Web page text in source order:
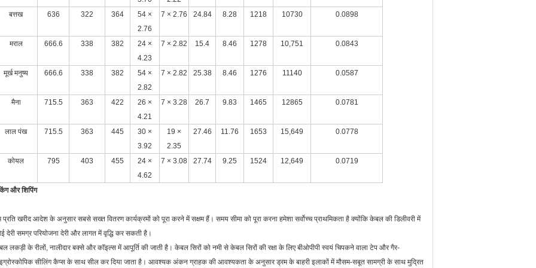
बत्तख 636 322 364
54 ×
2.76
7 × 2.76 24.84 8.28 1218 10730 0.0898
मराल 666.6 338 382
24 ×
4.23
7 × 2.82 15.4 8.46 1278 10,751 0.0843
मूर्ख मनुष्य 666.6 338 382
54 ×
2.82
7 × 2.82 25.38 8.46 1276 11140 0.0587
मैना 715.5 363 422
26 ×
4.21
7 × 3.28 26.7 9.83 1465 12865 0.0781
लाल पंख 715.5 363 445
30 ×
3.92
19 ×
2.35
27.46 11.76 1653 15,649 0.0778
कोयल 795 403 455
24 ×
4.62
7 × 3.08 27.74 9.25 1524 12,649 0.0719
और शिपिंग
प्रति खरीद आदेश के अनुसार सबसे सख्त वितरण कार्यक्रमों को पूरा करने में सक्षम हैं। समय सीमा को पूरा करना हमेशा सर्वोच्च प्राथमिकता है क्योंकि केबल की डिलीवरी में
देरी समग्र परियोजना देरी और लागत में वृद्धि कर सकती है।
लकड़ी के रीलों, नालीदार बक्से और कॉइल्स में आपूर्ति की जाती है। केबल सिरों को नमी से केबल सिरों की रक्षा के लिए बीओपीपी स्वयं चिपकने वाला टेप और गैर-
सीलिंग कैप्स के साथ सील कर दिया जाता है। आवश्यक अंकन ग्राहक की आवश्यकता के अनुसार ड्रम के बाहरी इलाकों में मौसम-सबूत सामग्री के साथ मुद्रित